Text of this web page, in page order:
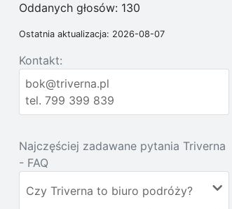
Oddanych głosów: 130
Ostatnia aktualizacja: 2026-08-07
Kontakt:
bok@triverna.pl
tel. 799 399 839
Najczęściej zadawane pytania Triverna
- FAQ
Czy Triverna to biuro podróży?